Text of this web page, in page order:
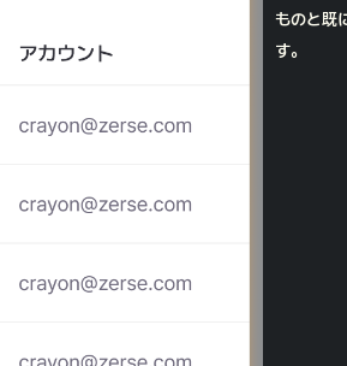
ものと既
す。